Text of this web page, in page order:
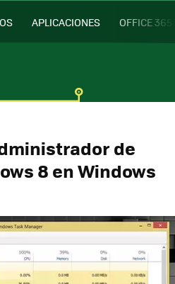
APLICACIONES OFFICE 365
de
8 en Windows